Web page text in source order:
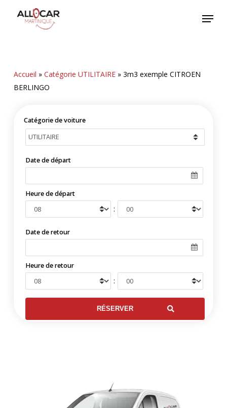
Menu
Accueil » Catégorie UTILITAIRE» 3m3 exemple CITROEN
BERLINGO
Catégorie de voiture
Date de départ
Heure de départ
:
Date de retour
Heure de retour
: